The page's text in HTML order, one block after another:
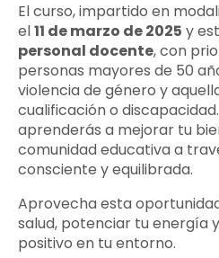
El curso, impartido en
el11 de marzo de 2025 y
personal docente, con
personas mayores de 50
violencia de género y
cualificación o
aprenderás a mejorar tu
comunidad educativa a
consciente y equilibrada.
Aprovecha esta
salud, potenciar tu energía
positivo en tu entorno.